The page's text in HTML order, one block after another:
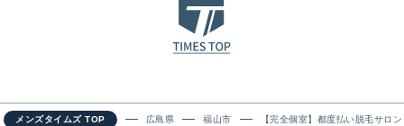
メンズタイムズ TOP 広島県 福山市 【完全個室】都度払い脱毛サロ